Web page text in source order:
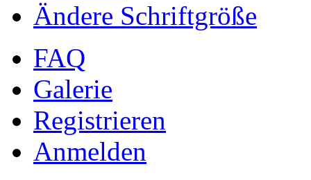
Ändere Schriftgröße
FAQ
Galerie
Registrieren
Anmelden